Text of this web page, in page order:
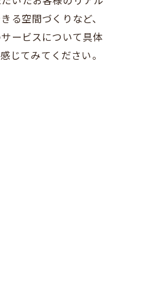
る空間づくりなど、
ービスについて具体
じてみてください。